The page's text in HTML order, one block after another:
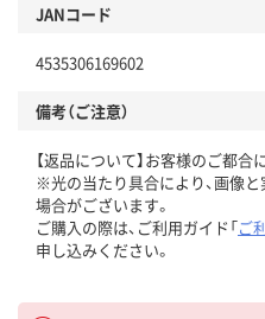
JANコード
4535306169602
備考（ご注意）
【返品について】お客様のご都
※光の当たり具合により、画像
場合がございます。
ご購入の際は、ご利用ガイド「ご
申し込みください。